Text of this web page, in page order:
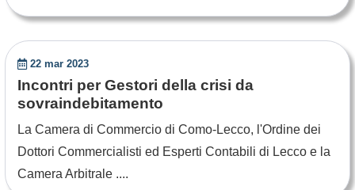
22 mar 2023
Incontri per Gestori della crisi da
sovraindebitamento
La Camera di Commercio di Como-Lecco, l'Ordine dei
Dottori Commercialisti ed Esperti Contabili di Lecco e la
Camera Arbitrale ....